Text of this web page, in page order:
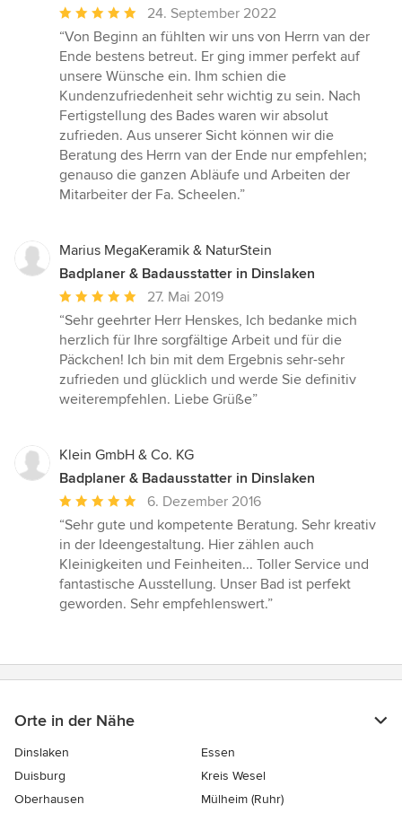
Durchschnittliche
Bewertung:
5
von
5
Sternen
24. September 2022
“Von Beginn an fühlten wir uns von Herrn van der
Ende bestens betreut. Er ging immer perfekt auf
unsere Wünsche ein. Ihm schien die
Kundenzufriedenheit sehr wichtig zu sein. Nach
Fertigstellung des Bades waren wir absolut
zufrieden. Aus unserer Sicht können wir die
Beratung des Herrn van der Ende nur empfehlen;
genauso die ganzen Abläufe und Arbeiten der
Mitarbeiter der Fa. Scheelen.”
Marius MegaKeramik & NaturStein
Badplaner & Badausstatter in Dinslaken
Durchschnittliche
Bewertung:
5
von
5
Sternen
27. Mai 2019
“Sehr geehrter Herr Henskes, Ich bedanke mich
herzlich für Ihre sorgfältige Arbeit und für die
Päckchen! Ich bin mit dem Ergebnis sehr-sehr
zufrieden und glücklich und werde Sie definitiv
weiterempfehlen. Liebe Grüße”
Klein GmbH & Co. KG
Badplaner & Badausstatter in Dinslaken
Durchschnittliche
Bewertung:
5
von
5
Sternen
6. Dezember 2016
“Sehr gute und kompetente Beratung. Sehr kreativ
in der Ideengestaltung. Hier zählen auch
Kleinigkeiten und Feinheiten... Toller Service und
fantastische Ausstellung. Unser Bad ist perfekt
geworden. Sehr empfehlenswert.”
Orte in der Nähe
Dinslaken
Essen
Duisburg
Kreis Wesel
Oberhausen
Mülheim (Ruhr)